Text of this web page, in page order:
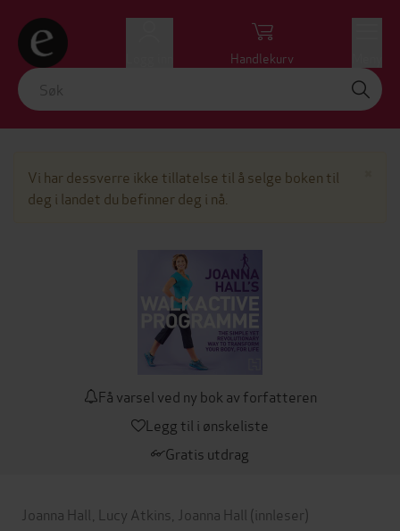
Handlekurv
Vi har dessverre ikke tillatelse til å selge boken til
deg i landet du befinner deg i nå.
Få varsel ved ny bok av forfatteren
Legg til i ønskeliste
Gratis utdrag
Joanna Hall Lucy Atkins Joanna Hall (innleser)